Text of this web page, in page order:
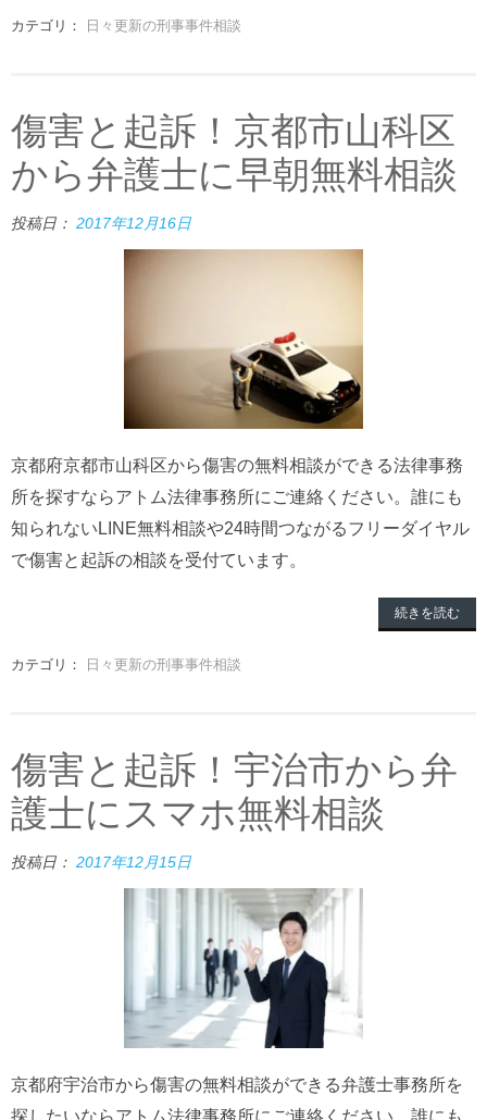
カテゴリ： 日々更新の刑事事件相談
傷害と起訴！京都市山科区
から弁護士に早朝無料相談
投稿日： 2017年12月16日
京都府京都市山科区から傷害の無料相談ができる法律事務
所を探すならアトム法律事務所にご連絡ください。誰にも
知られないLINE無料相談や24時間つながるフリーダイヤル
で傷害と起訴の相談を受付ています。
続きを読む
カテゴリ： 日々更新の刑事事件相談
傷害と起訴！宇治市から弁
護士にスマホ無料相談
投稿日： 2017年12月15日
京都府宇治市から傷害の無料相談ができる弁護士事務所を
探したいならアトム法律事務所にご連絡ください。誰にも